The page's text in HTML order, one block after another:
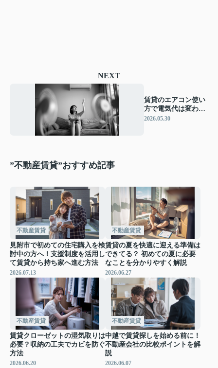
NEXT
賃貸のエアコン使い
方で電気代は変わ
る？ 今日からできる
2026.05.30
”不動産賃貸”おすすめ記事
不動産賃貸
見附市で初めての住宅購入を検
討中の方へ！支援制度を活用し
て賃貸から持ち家へ進む方法
2026.07.13
不動産賃貸
賃貸の夏を快適に迎える準備は
できてる？ 初めての夏に必要
なことを分かりやすく解説
2026.06.27
不動産賃貸
賃貸クローゼットの湿気取りは
必要？収納の工夫でカビを防ぐ
方法
2026.06.20
不動産賃貸
中越で賃貸探しを始める前に！
不動産会社の比較ポイントを解
説
2026.06.07